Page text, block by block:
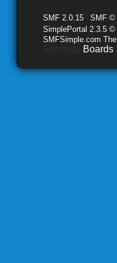
SMF 2.0.15 SMF ©
SimplePortal 2.3.5 ©
SMFSimple.com
Boards